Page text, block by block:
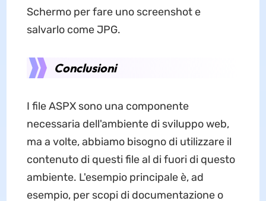
Schermo per fare uno screenshot e
salvarlo come JPG.
Conclusioni
I file ASPX sono una componente
necessaria dell'ambiente di sviluppo web,
ma a volte, abbiamo bisogno di utilizzare il
contenuto di questi file al di fuori di questo
ambiente. L'esempio principale è, ad
esempio, per scopi di documentazione o